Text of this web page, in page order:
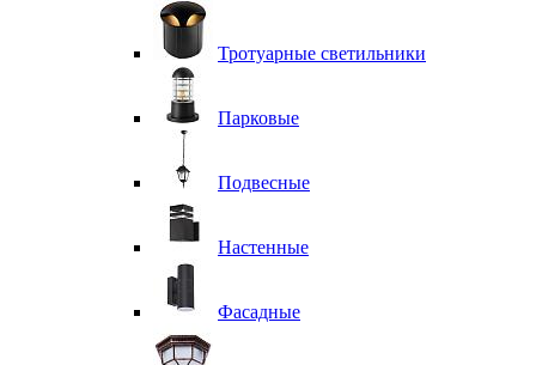
Тротуарные светильники
Парковые
Подвесные
Настенные
Фасадные